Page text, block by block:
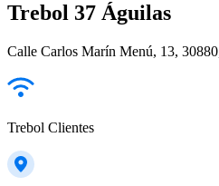
Trebol 37 Águilas
Calle Carlos Marín Menú, 13,
Trebol Clientes